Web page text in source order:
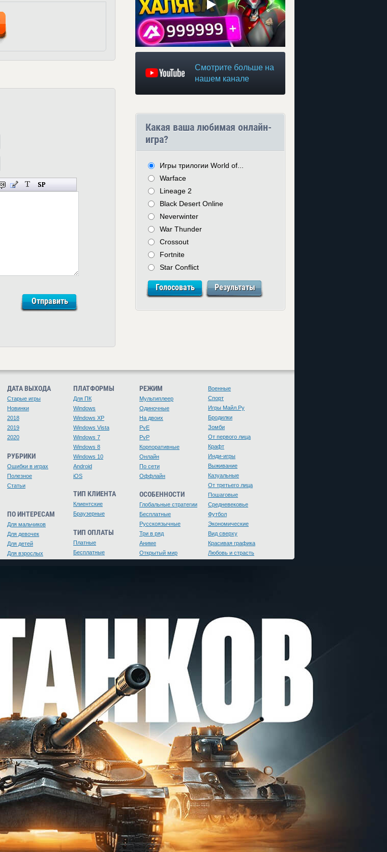
Смотрите больше на
нашем канале
Какая ваша любимая онлайн-
игра?
Игры трилогии World of...
Warface
Lineage 2
Black Desert Online
Neverwinter
War Thunder
Crossout
Fortnite
Star Conflict
ДАТА ВЫХОДА
Старые игры
Новинки
2018
2019
2020
РУБРИКИ
Ошибки в играх
Полезное
Статьи
ПО ИНТЕРЕСАМ
Для мальчиков
Для девочек
Для детей
Для взрослых
ПЛАТФОРМЫ
Для ПК
Windows
Windows XP
Windows Vista
Windows 7
Windows 8
Windows 10
Android
iOS
ТИП КЛИЕНТА
Клиентские
Браузерные
ТИП ОПЛАТЫ
Платные
Бесплатные
РЕЖИМ
Мультиплеер
Одиночные
На двоих
PvE
PvP
Корпоративные
Онлайн
По сети
Оффлайн
ОСОБЕННОСТИ
Глобальные стратегии
Бесплатные
Русскоязычные
Три в ряд
Аниме
Открытый мир
Военные
Спорт
Игры Майл.Ру
Бродилки
Зомби
От первого лица
Крафт
Инди-игры
Выживание
Казуальные
От третьего лица
Пошаговые
Средневековье
Футбол
Экономические
Вид сверху
Красивая графика
Любовь и страсть